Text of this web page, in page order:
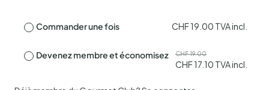
Commander une fois CHF19.00 TVA incl.
Devenez membre et économisez CHF19.00
CHF17.10 TVA incl.